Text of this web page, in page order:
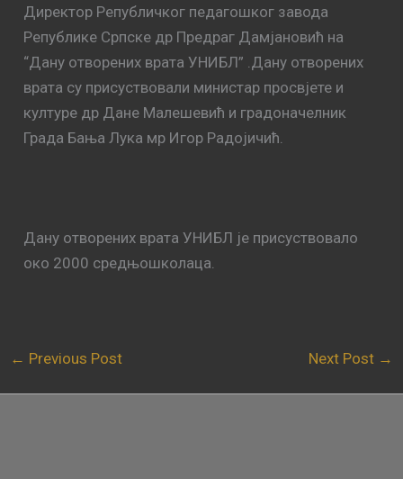
Директор Републичког педагошког завода
Републике Српске др Предраг Дамјановић на
“Дану отворених врата УНИБЛ” .Дану отворених
врата су присуствовали министар просвјете и
културе др Дане Малешевић и градоначелник
Града Бања Лука мр Игор Радојичић.
Дану отворених врата УНИБЛ је присуствовало
око 2000 средњошколаца.
← Previous Post Next Post →